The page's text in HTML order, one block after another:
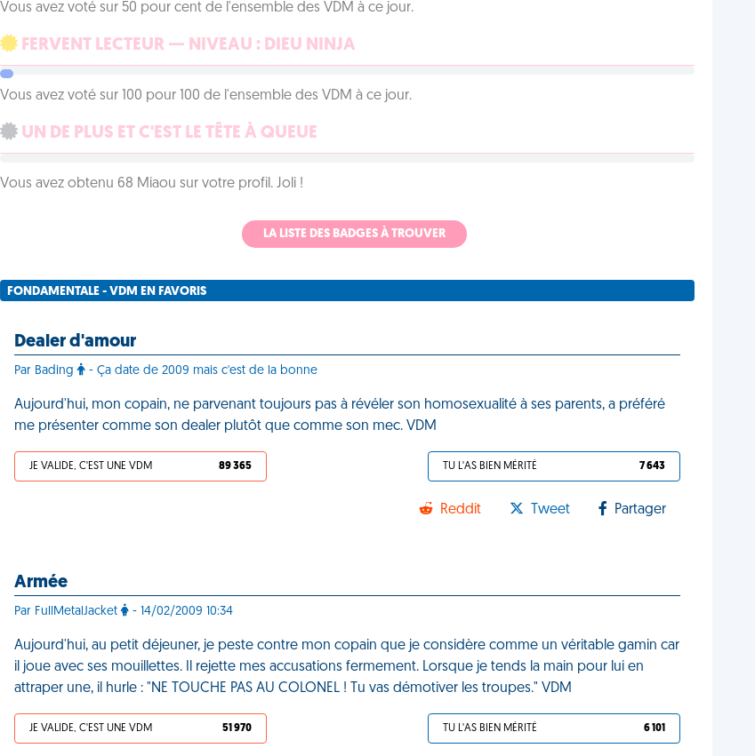
Vous avez voté sur 50 pour cent de l'ensemble des VDM à ce jour.
FERVENT LECTEUR — NIVEAU : DIEU NINJA
Vous avez voté sur 100 pour 100 de l'ensemble des VDM à ce jour.
UN DE PLUS ET C'EST LE TÊTE À QUEUE
Vous avez obtenu 68 Miaou sur votre profil. Joli !
LA LISTE DES BADGES À TROUVER
FONDAMENTALE - VDM EN FAVORIS
Dealer d'amour
Par Bading - Ça date de 2009 mais c'est de la bonne
Aujourd'hui, mon copain, ne parvenant toujours pas à révéler son homosexualité à ses parents, a préféré
me présenter comme son dealer plutôt que comme son mec. VDM
JE VALIDE, C'EST UNE VDM 89 365 TU L'AS BIEN MÉRITÉ 7 643
Reddit Tweet Partager
Armée
Par FullMetalJacket - 14/02/2009 10:34
Aujourd'hui, au petit déjeuner, je peste contre mon copain que je considère comme un véritable gamin car
il joue avec ses mouillettes. Il rejette mes accusations fermement. Lorsque je tends la main pour lui en
attraper une, il hurle : "NE TOUCHE PAS AU COLONEL ! Tu vas démotiver les troupes." VDM
JE VALIDE, C'EST UNE VDM 51 970 TU L'AS BIEN MÉRITÉ 6 101